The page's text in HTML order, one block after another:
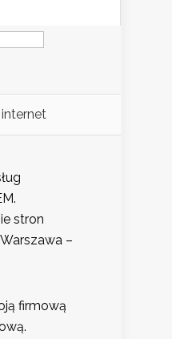
internet
stron
–
firmową